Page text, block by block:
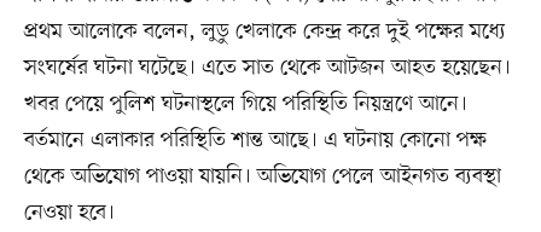
প্রথম আলোকে বলেন, লুডু খেলাকে কেন্দ্র করে দুই পক্ষের মধ্যে
সংঘর্ষের ঘটনা ঘটেছে। এতে সাত থেকে আটজন আহত হয়েছেন।
খবর পেয়ে পুলিশ ঘটনাস্থলে গিয়ে পরিস্থিতি নিয়ন্ত্রণে আনে।
বর্তমানে এলাকার পরিস্থিতি শান্ত আছে। এ ঘটনায় কোনো পক্ষ
থেকে অভিযোগ পাওয়া যায়নি। অভিযোগ পেলে আইনগত ব্যবস্থা
নেওয়া হবে।